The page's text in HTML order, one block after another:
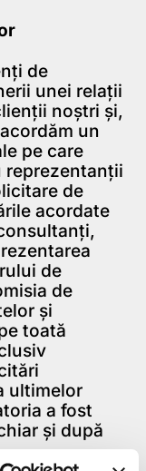
de
unei relaţii
noştri şi,
un
pe care
reprezentanţii
de
acordate
de
de
şi
toată
ultimelor
a fost
şi după